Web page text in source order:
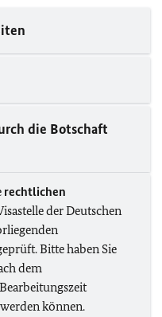
die Botschaft
rechtlichen
der Deutschen
Bitte haben Sie
dem
können.